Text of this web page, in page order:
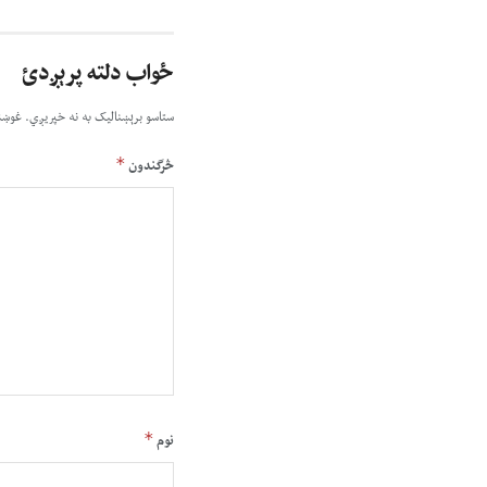
ځواب دلته پرېږدئ
ستاسو برېښناليک به نه خپريږي.
څرگندون*
نوم*